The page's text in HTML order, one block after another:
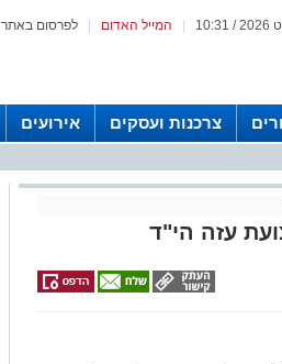
לפרסום באתר המייל האדום
צרכנות ועסקים אירועים
עזה הי"ד